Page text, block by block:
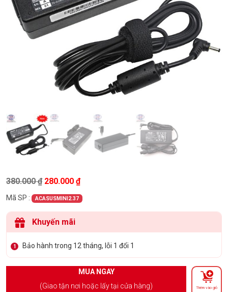
380.000₫ Giá gốc là: 380.000 ₫.
280.000 ₫Giá hiện tại là: 280.000 ₫.
Mã SP : ACASUSMINI2.37
Khuyến mãi
1 Bảo hành trong 12 tháng, lỗi 1 đổi 1
MUA NGAY
(Giao tận nơi hoặc lấy tại cửa hàng)
Thêm vào giỏ